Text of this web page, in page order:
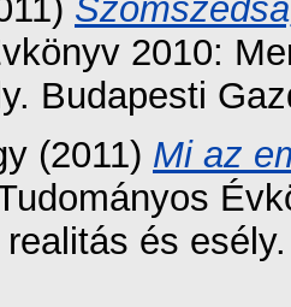
2010:
Budapesti
(2011) Mi az
és